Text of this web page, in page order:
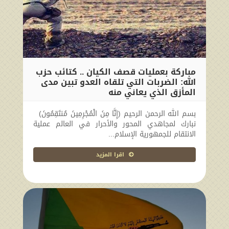
مباركة بعمليات قصف الكيان .. كتائب حزب
الله: الضربات التي تلقاه العدو تبين مدى
المأزق الذي يعاني منه
2024-10-01 22:41:14
بسم الله الرحمن الرحيم (إِنَّا مِنَ الْمُجْرِمِينَ مُنتَقِمُونَ)
نبارك لمجاهدي المحور والأحرار في العالم عملية
الانتقام للجمهورية الإسلام...
اقرا المزيد